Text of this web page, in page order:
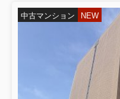
なりました！
かほく市の土地も弊社
マンション＆土地＆戸建の
査定・購入依頼は是非弊社
中古マンション NEW